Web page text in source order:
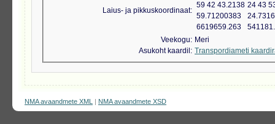
Laius- ja pikkuskoordinaat
59 42 43.2138 24 43
59.71200383
6619659.263
Veekogu
Meri
Asukoht kaardil
Transpordiameti
NMA avaandmete XML | NMA avaandmete XSD